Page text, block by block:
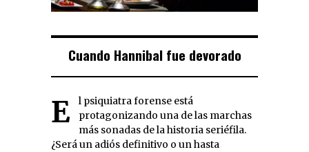
Cuando Hannibal fue devorado
El psiquiatra forense está
protagonizando una de las marchas
más sonadas de la historia seriéfila.
¿Será un adiós definitivo o un hasta